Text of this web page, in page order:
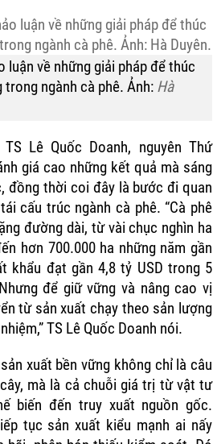
luận về những giải pháp để thúc
ngành cà phê. Ảnh: Hà
Lê Quốc Doanh, nguyên Thứ
giá cao những kết quả mà sáng
đồng thời coi đây là bước đi quan
cấu trúc ngành cà phê. “Cà phê
đường dài, từ vài chục nghìn ha
hơn 700.000 ha những năm gần
khẩu đạt gần 4,8 tỷ USD trong 5
để giữ vững và nâng cao vị
từ sản xuất chạy theo sản lượng
TS Lê Quốc Doanh nói.
xuất bền vững không chỉ là câu
mà là cả chuỗi giá trị từ vật tư
biến đến truy xuất nguồn gốc.
tục sản xuất kiểu mạnh ai nấy